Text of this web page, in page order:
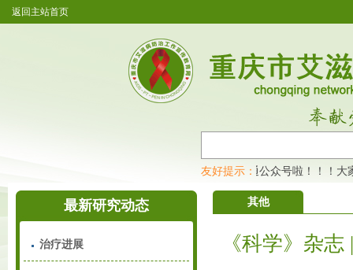
返回主站首页
友好提示：
重庆市艾滋病防治工作宣传教育网开通公众号啦！！！大
最新研究动态
治疗进展
其他
《科学》杂